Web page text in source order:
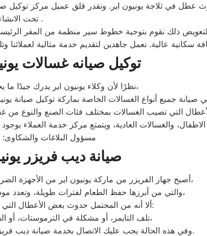
عطل في ثلاجة يونيون اير. ونقدر قلق عميل مركز توكيل
تحت الانشاء .
سكانية عالية. نعمل جاهدين لتقديم خدمة مثالية
توكيل صيانه غسالات
نظرًا لأن وكلاء يونيون اير يدرك جيدًا ما يحتاجه العملاء بمحافظة النزهة،
مسؤول البلاغات والشكاوى:
صيانة ديب فريزر
أصبح جهاز الفريزر من ماركة يونيون اير من الأجهزة الضرورية داخل كافة البيوت، وفقًا لمميزاته العديدة،
والتي من أبرزها حفظ الطعام لفترات طويلة، وتعدد موديلاته المختلفة، وبالرغم من مميزاته العديدة،
ألا أنه من المحتمل حدوث بعض الأعطال التي تتطلب الصيانة، ومن هذه الأعطال:
تلف التايمر، أو مشكلة في الترموستات، أو السخان، أو عطل بالدائرة الكهربائية،
وفي هذه الحالة يجب عليك الاتصال بخدمة صيانة ديب فريزر يونيون اير المنوفية لعمل الإصلاحات اللازمة.